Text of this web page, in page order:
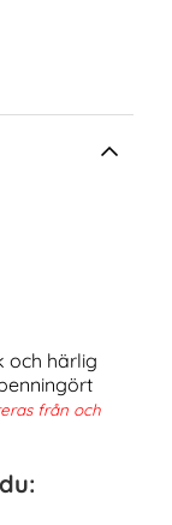
och härlig
från och